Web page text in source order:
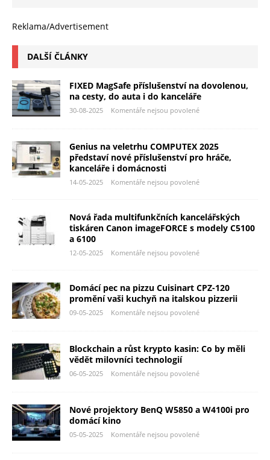
Reklama/Advertisement
DALŠÍ ČLÁNKY
FIXED MagSafe příslušenství na dovolenou,
na cesty, do auta i do kanceláře
30-08-2025 Komentáře nejsou povolené
Genius na veletrhu COMPUTEX 2025
představí nové příslušenství pro hráče,
kanceláře i domácnosti
14-05-2025 Komentáře nejsou povolené
Nová řada multifunkčních kancelářských
tiskáren Canon imageFORCE s modely C5100
a 6100
12-05-2025 Komentáře nejsou povolené
Domácí pec na pizzu Cuisinart CPZ-120
promění vaši kuchyň na italskou pizzerii
09-05-2025 Komentáře nejsou povolené
Blockchain a růst krypto kasin: Co by měli
vědět milovníci technologií
06-05-2025 Komentáře nejsou povolené
Nové projektory BenQ W5850 a W4100i pro
domácí kino
05-05-2025 Komentáře nejsou povolené